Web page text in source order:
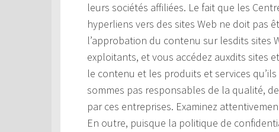
leurs sociétés affiliées. Le fait que les
hyperliens vers des sites Web ne doit pas
l’approbation du contenu sur lesdits sites
exploitants, et vous accédez auxdits sites
le contenu et les produits et services
sommes pas responsables de la qualité,
par ces entreprises. Examinez
En outre, puisque la politique de